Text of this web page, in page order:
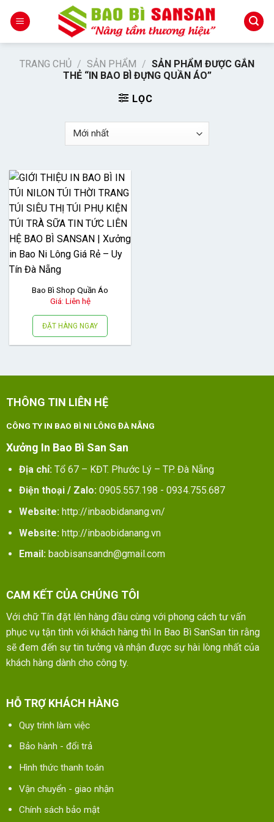
TRANG CHỦ / SẢN PHẨM / SẢN PHẨM ĐƯỢC GẮN
THẺ “IN BAO BÌ ĐỰNG QUẦN ÁO”
LỌC
Bao Bì Shop Quần Áo
Giá: Liên hệ
ĐẶT HÀNG NGAY
THÔNG TIN LIÊN HỆ
CÔNG TY IN BAO BÌ NI LÔNG ĐÀ NẴNG
Xưởng In Bao Bì San San
Địa chỉ:Tổ 67 – KĐT. Phước Lý – TP. Đà Nẵng
Điện thoại / Zalo:0905.557.198 - 0934.755.687
Website: http://inbaobidanang.vn/
Website: http://inbaobidanang.vn
Email:baobisansandn@gmail.com
CAM KẾT CỦA CHÚNG TÔI
Với chữ Tín đặt lên hàng đầu cùng với phong cách tư vấn
phục vụ tận tình với khách hàng thì In Bao Bì SanSan tin rằng
sẽ đem đến sự tin tưởng và nhận được sự hài lòng nhất của
khách hàng dành cho công ty.
HỖ TRỢ KHÁCH HÀNG
Quy trình làm việc
Bảo hành - đổi trả
Hình thức thanh toán
Vận chuyển - giao nhận
Chính sách bảo mật